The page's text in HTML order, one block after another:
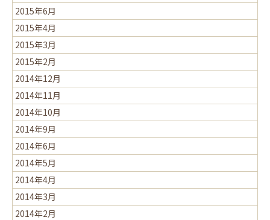
2015年6月
2015年4月
2015年3月
2015年2月
2014年12月
2014年11月
2014年10月
2014年9月
2014年6月
2014年5月
2014年4月
2014年3月
2014年2月